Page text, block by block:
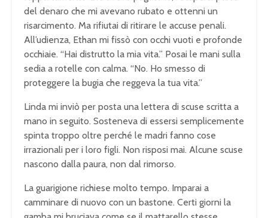
del denaro che mi avevano rubato e ottenni un
risarcimento. Ma rifiutai di ritirare le accuse penali.
All’udienza, Ethan mi fissò con occhi vuoti e profonde
occhiaie. “Hai distrutto la mia vita.” Posai le mani sulla
sedia a rotelle con calma. “No. Ho smesso di
proteggere la bugia che reggeva la tua vita.”
Linda mi inviò per posta una lettera di scuse scritta a
mano in seguito. Sosteneva di essersi semplicemente
spinta troppo oltre perché le madri fanno cose
irrazionali per i loro figli. Non risposi mai. Alcune scuse
nascono dalla paura, non dal rimorso.
La guarigione richiese molto tempo. Imparai a
camminare di nuovo con un bastone. Certi giorni la